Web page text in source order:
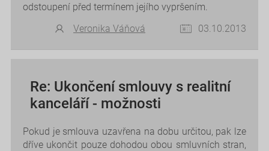
odstoupení před termínem jejího vypršením.
Veronika Váňová
03.10.2013
Re: Ukončení smlouvy s realitní
kanceláří - možnosti
Pokud je smlouva uzavřena na dobu určitou, pak lze
dříve ukončit pouze dohodou obou smluvních stran,